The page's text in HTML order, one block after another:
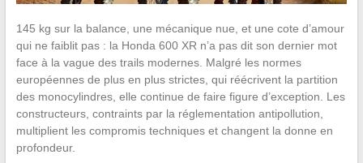
145 kg sur la balance, une mécanique nue, et une cote d’amour
qui ne faiblit pas : la Honda 600 XR n’a pas dit son dernier mot
face à la vague des trails modernes. Malgré les normes
européennes de plus en plus strictes, qui réécrivent la partition
des monocylindres, elle continue de faire figure d’exception. Les
constructeurs, contraints par la réglementation antipollution,
multiplient les compromis techniques et changent la donne en
profondeur.